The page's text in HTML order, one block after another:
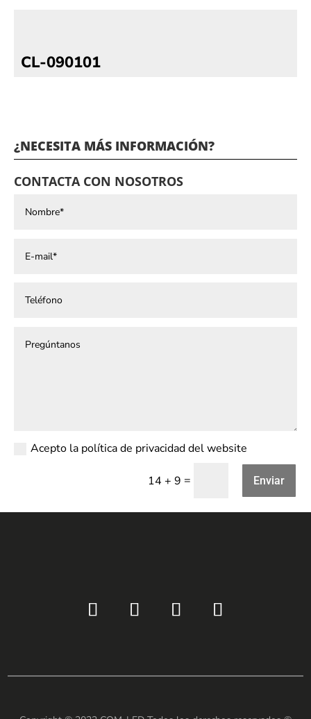
CL-090101
¿NECESITA MÁS INFORMACIÓN?
CONTACTA CON NOSOTROS
Acepto la política de privacidad del website
14 + 9 = Enviar